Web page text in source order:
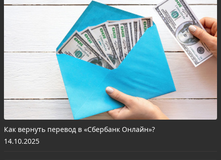
Как вернуть перевод в «Сбербанк Онлайн»?
14.10.2025